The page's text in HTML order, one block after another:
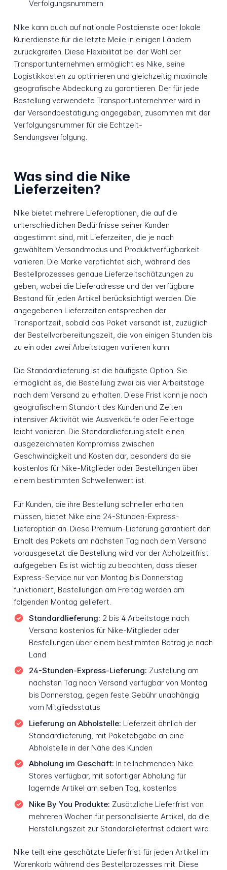
Verfolgungsnummern
Nike kann auch auf nationale Postdienste oder lokale
Kurierdienste für die letzte Meile in einigen Ländern
zurückgreifen. Diese Flexibilität bei der Wahl der
Transportunternehmen ermöglicht es Nike, seine
Logistikkosten zu optimieren und gleichzeitig maximale
geografische Abdeckung zu garantieren. Der für jede
Bestellung verwendete Transportunternehmer wird in
der Versandbestätigung angegeben, zusammen mit der
Verfolgungsnummer für die Echtzeit-
Sendungsverfolgung.
Was sind die Nike
Lieferzeiten?
Nike bietet mehrere Lieferoptionen, die auf die
unterschiedlichen Bedürfnisse seiner Kunden
abgestimmt sind, mit Lieferzeiten, die je nach
gewähltem Versandmodus und Produktverfügbarkeit
variieren. Die Marke verpflichtet sich, während des
Bestellprozesses genaue Lieferzeitschätzungen zu
geben, wobei die Lieferadresse und der verfügbare
Bestand für jeden Artikel berücksichtigt werden. Die
angegebenen Lieferzeiten entsprechen der
Transportzeit, sobald das Paket versandt ist, zuzüglich
der Bestellvorbereitungszeit, die von einigen Stunden bis
zu ein oder zwei Arbeitstagen variieren kann.
Die Standardlieferung ist die häufigste Option. Sie
ermöglicht es, die Bestellung zwei bis vier Arbeitstage
nach dem Versand zu erhalten. Diese Frist kann je nach
geografischem Standort des Kunden und Zeiten
intensiver Aktivität wie Ausverkäufe oder Feiertage
leicht variieren. Die Standardlieferung stellt einen
ausgezeichneten Kompromiss zwischen
Geschwindigkeit und Kosten dar, besonders da sie
kostenlos für Nike-Mitglieder oder Bestellungen über
einem bestimmten Schwellenwert ist.
Für Kunden, die ihre Bestellung schneller erhalten
müssen, bietet Nike eine 24-Stunden-Express-
Lieferoption an. Diese Premium-Lieferung garantiert den
Erhalt des Pakets am nächsten Tag nach dem Versand
vorausgesetzt die Bestellung wird vor der Abholzeitfrist
aufgegeben. Es ist wichtig zu beachten, dass dieser
Express-Service nur von Montag bis Donnerstag
funktioniert, Bestellungen am Freitag werden am
folgenden Montag geliefert.
Standardlieferung: 2 bis 4 Arbeitstage nach
Versand kostenlos für Nike-Mitglieder oder
Bestellungen über einem bestimmten Betrag je nach
Land
24-Stunden-Express-Lieferung: Zustellung am
nächsten Tag nach Versand verfügbar von Montag
bis Donnerstag, gegen feste Gebühr unabhängig
vom Mitgliedsstatus
Lieferung an Abholstelle: Lieferzeit ähnlich der
Standardlieferung, mit Paketabgabe an eine
Abholstelle in der Nähe des Kunden
Abholung im Geschäft: In teilnehmenden Nike
Stores verfügbar, mit sofortiger Abholung für
lagernde Artikel am selben Tag, kostenlos
Nike By You Produkte: Zusätzliche Lieferfrist von
mehreren Wochen für personalisierte Artikel, da die
Herstellungszeit zur Standardlieferfrist addiert wird
Nike teilt eine geschätzte Lieferfrist für jeden Artikel im
Warenkorb während des Bestellprozesses mit. Diese